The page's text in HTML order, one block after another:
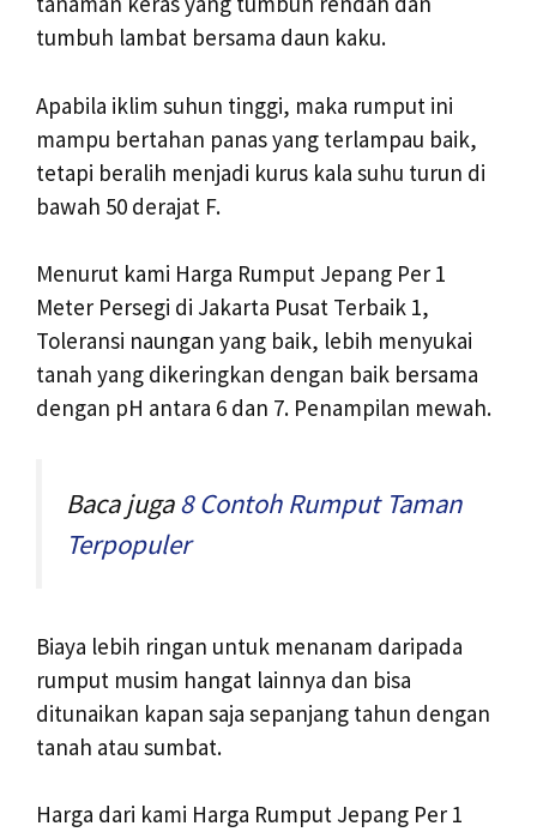
tumbuh lambat bersama daun kaku.
Apabila iklim suhun tinggi, maka rumput ini
mampu bertahan panas yang terlampau baik,
tetapi beralih menjadi kurus kala suhu turun di
bawah 50 derajat F.
Menurut kami Harga Rumput Jepang Per 1
Meter Persegi di Jakarta Pusat Terbaik 1,
Toleransi naungan yang baik, lebih menyukai
tanah yang dikeringkan dengan baik bersama
dengan pH antara 6 dan 7. Penampilan mewah.
Baca juga8 Contoh Rumput Taman
Terpopuler
Biaya lebih ringan untuk menanam daripada
rumput musim hangat lainnya dan bisa
ditunaikan kapan saja sepanjang tahun dengan
tanah atau sumbat.
Harga dari kami Harga Rumput Jepang Per 1